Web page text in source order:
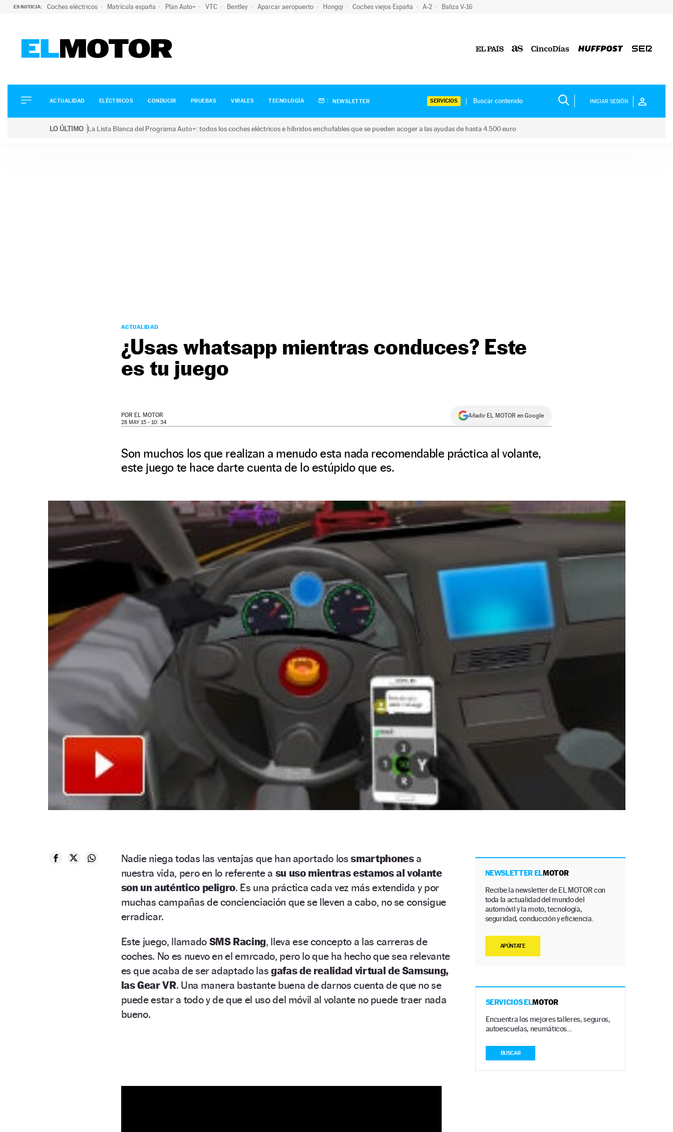
ES NOTICIA: Coches eléctricos Matrícula españa Plan Auto+ VTC Bentley Aparcar aeropuerto Hongqi Coches viejos España A-2 Baliza V-16
ELÉCTRICOS
CONDUCIR
ACTUALIDAD ELÉCTRICOS CONDUCIR PRUEBAS VIRALES TECNOLOGÍA NEWSLETTER SERVICIOS INICIAR SESIÓN
LO ÚLTIMO La Lista Blanca del Programa Auto+: todos los coches eléctricos e híbridos enchufables que se pueden acoger a las ayudas de hasta 4.500 euro
ACTUALIDAD
¿Usas whatsapp mientras conduces? Este
es tu juego
POR EL MOTOR
28 MAY 15 - 10: 34
Añadir EL MOTOR en Google
Son muchos los que realizan a menudo esta nada recomendable práctica al volante,
este juego te hace darte cuenta de lo estúpido que es.
Nadie niega todas las ventajas que han aportado lossmartphonesa
nuestra vida, pero en lo referente a su uso mientras estamos al volante
son un auténtico peligro. Es una práctica cada vez más extendida y por
muchas campañas de concienciación que se lleven a cabo, no se consigue
erradicar.
Este juego, llamado SMS Racing, lleva ese concepto a las carreras de
coches. No es nuevo en el emrcado, pero lo que ha hecho que sea relevante
es que acaba de ser adaptado las gafas de realidad virtual de Samsung,
las Gear VR. Una manera bastante buena de darnos cuenta de que no se
puede estar a todo y de que el uso del móvil al volante no puede traer nada
bueno.
NEWSLETTER ELMOTOR
Recibe la newsletter de EL MOTOR con
toda la actualidad del mundo del
automóvil y la moto, tecnología,
seguridad, conducción y eficiencia.
APÚNTATE
SERVICIOS ELMOTOR
Encuentra los mejores talleres, seguros,
autoescuelas, neumáticos…
BUSCAR